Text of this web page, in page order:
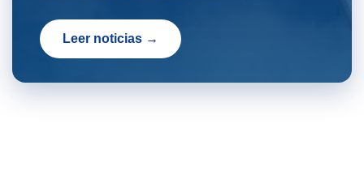
Leer noticias →